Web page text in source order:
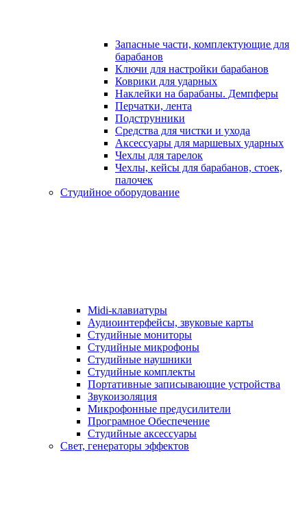
Запасные части, комплектующие для
барабанов
Ключи для настройки барабанов
Коврики для ударных
Наклейки на барабаны. Демпферы
Перчатки, лента
Подструнники
Средства для чистки и ухода
Аксессуары для маршевых ударных
Чехлы для тарелок
Чехлы, кейсы для барабанов, стоек,
палочек
Студийное оборудование
Midi-клавиатуры
Аудиоинтерфейсы, звуковые карты
Студийные мониторы
Студийные микрофоны
Студийные наушники
Студийные комплекты
Портативные записывающие устройства
Звукоизоляция
Микрофонные предусилители
Програмное Обеспечение
Студийные аксессуары
Свет, генераторы эффектов